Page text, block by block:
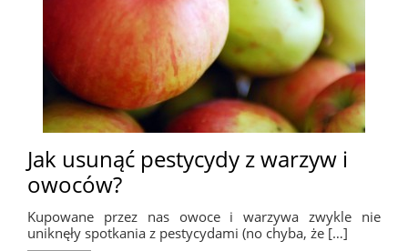
Jak usunąć pestycydy z warzyw i
owoców?
Kupowane przez nas owoce i warzywa zwykle nie
uniknęły spotkania z pestycydami (no chyba, że […]